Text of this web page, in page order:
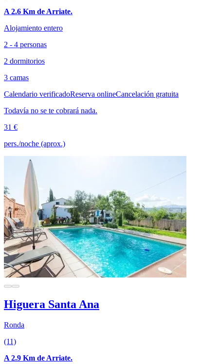
A 2.6 Km de Arriate.
Alojamiento entero
2 - 4 personas
2 dormitorios
3 camas
Calendario verificadoReserva onlineCancelación gratuita
Todavía no se te cobrará nada.
31 €
pers./noche (aprox.)
Higuera Santa Ana
Ronda
(11)
A 2.9 Km de Arriate.